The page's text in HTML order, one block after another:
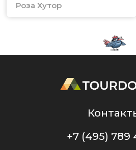
Роза Хутор
+7 (495) 789